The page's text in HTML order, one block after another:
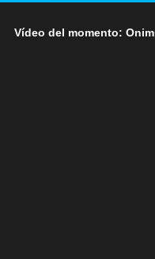
Vídeo del momento: